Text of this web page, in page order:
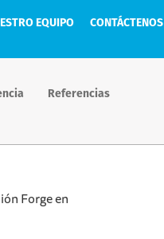
EQUIPO CONTÁCTENOS
Referencias
Forge en